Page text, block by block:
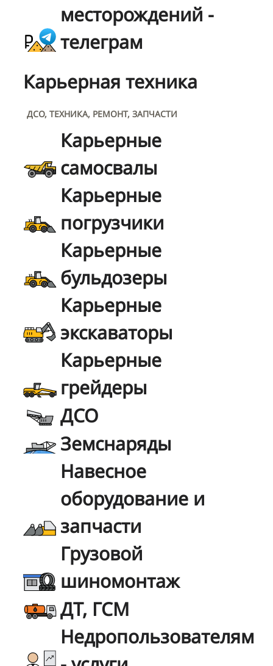
месторождений -
телеграм
Карьерная техника
ДСО, ТЕХНИКА, РЕМОНТ, ЗАПЧАСТИ
Карьерные
самосвалы
Карьерные
погрузчики
Карьерные
бульдозеры
Карьерные
экскаваторы
Карьерные
грейдеры
ДСО
Земснаряды
Навесное
оборудование и
запчасти
Грузовой
шиномонтаж
ДТ, ГСМ
Недропользователям